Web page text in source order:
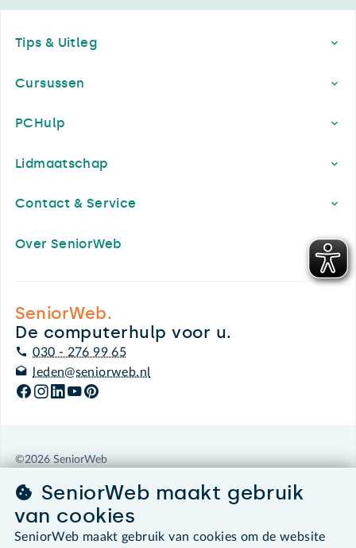
Tips & Uitleg
Cursussen
PCHulp
Lidmaatschap
Contact & Service
Over SeniorWeb
SeniorWeb.
De computerhulp voor u.
030 - 276 99 65
leden@seniorweb.nl
©2026 SeniorWeb
Algemene voorwaarden
Cookies en cookie-instellingen
Disclaimer
SeniorWeb maakt gebruik
van cookies
SeniorWeb maakt gebruik van cookies om de website